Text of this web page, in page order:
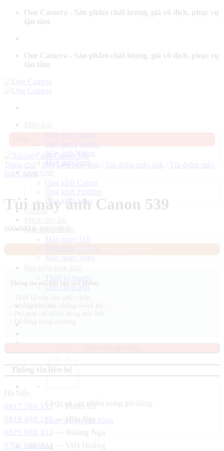
dung
One Camera - Sản phẩm chất lượng, giá vô địch, phục vụ
tận tâm
One Camera - Sản phẩm chất lượng, giá vô địch, phục vụ
tận tâm
Máy ảnh Canon
Máy ảnh Nikon
Máy ảnh Sony
Ống kính
Ống kính Canon
Ống kính Fujifilm
Ống kính Sony
Gimbal
Máy quay phim
Máy quay DJI
Máy quay Sony
Chưa có sản phẩm trong giỏ hàng.
Quay trở lại cửa hàng
Giỏ hàng
Trang chủ Phụ kiện máy ảnh Túi đựng máy ảnh
Túi đựng máy
ảnh Canon
Túi máy ảnh Canon 539
500.000₫ Giá
gốc
là:
500.000 ₫.
450.000 ₫
hiện
tại
là:
Thông tin liên hệ
Hà Nội:
0817 388 333 — Phạm Tú
0818 488 333 — Hữu Đạt
0825 088 333
— Hoàng Nga
0706 588 333 — Việt Hoàng